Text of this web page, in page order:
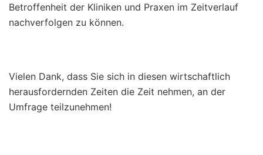
Betroffenheit der Kliniken und Praxen im Zeitverlauf
nachverfolgen zu können.
Vielen Dank, dass Sie sich in diesen wirtschaftlich
herausfordernden Zeiten die Zeit nehmen, an der
Umfrage teilzunehmen!